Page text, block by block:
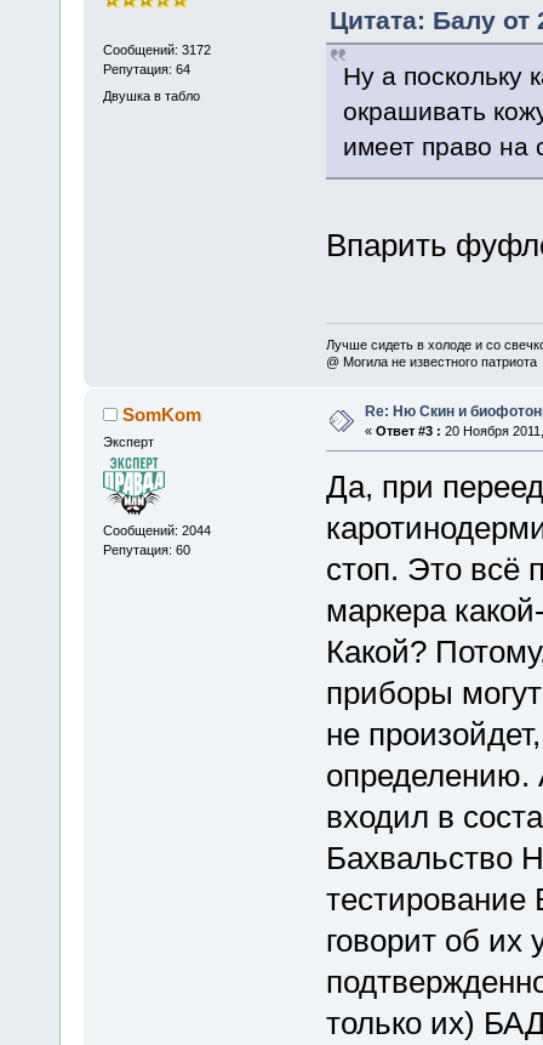
Сообщений: 3172
Репутация: 64
Двушка в табло
Цитата: Балу от
Ну а поскольку
окрашивать
имеет право на
Впарить
Лучше сидеть в холоде и со
@ Могила не известного патриота
SomKom
Эксперт
Сообщений: 2044
Репутация: 60
Re: Ню Скин и
« Ответ #3 : 20 Ноября
Да, при
стоп. Это всё
маркера
Какой?
приборы
не
определению.
входил в
Бахвальство
говорит об их
только их)